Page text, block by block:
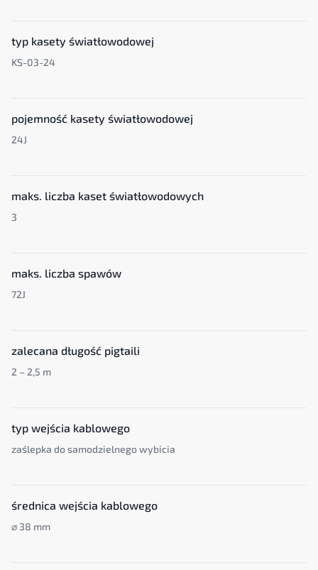
typ kasety światłowodowej
KS-03-24
pojemność kasety światłowodowej
24J
maks. liczba kaset światłowodowych
3
maks. liczba spawów
72J
zalecana długość pigtaili
2 – 2,5 m
typ wejścia kablowego
zaślepka do samodzielnego wybicia
średnica wejścia kablowego
⌀ 38 mm